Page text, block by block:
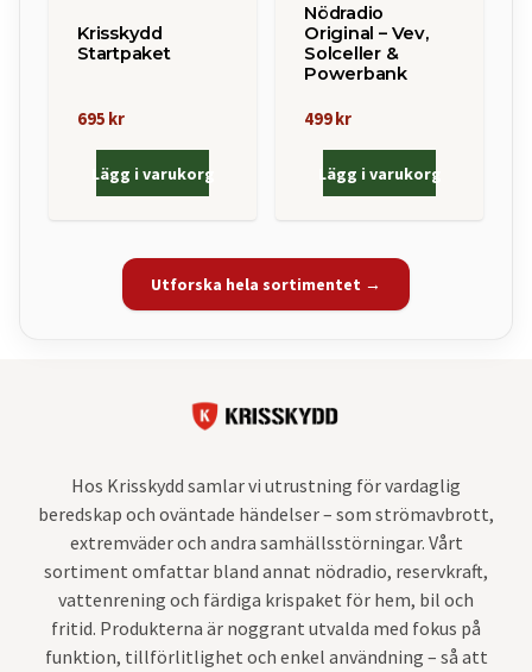
Krisskydd
Startpaket
695 kr
Lägg i varukorg
Nödradio
Original – Vev,
Solceller &
Powerbank
499 kr
Lägg i varukorg
Utforska hela sortimentet →
Hos Krisskydd samlar vi utrustning för vardaglig
beredskap och oväntade händelser – som strömavbrott,
extremväder och andra samhällsstörningar. Vårt
sortiment omfattar bland annat nödradio, reservkraft,
vattenrening och färdiga krispaket för hem, bil och
fritid. Produkterna är noggrant utvalda med fokus på
funktion, tillförlitlighet och enkel användning – så att